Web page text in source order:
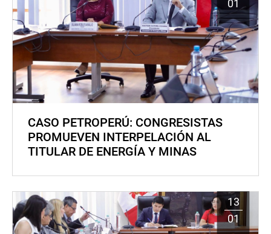
01
CASO PETROPERÚ: CONGRESISTAS
PROMUEVEN INTERPELACIÓN AL
TITULAR DE ENERGÍA Y MINAS
13
01